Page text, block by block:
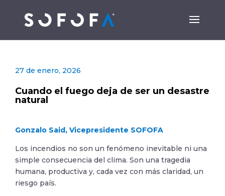
27 de enero, 2026
Cuando el fuego deja de ser un desastre
natural
Gonzalo Said, Vicepresidente SOFOFA
Los incendios no son un fenómeno inevitable ni una
simple consecuencia del clima. Son una tragedia
humana, productiva y, cada vez con más claridad, un
riesgo país.